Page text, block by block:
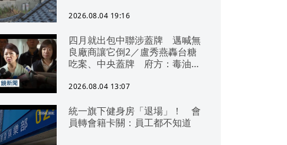
2026.08.04 19:16
四月就出包中聯涉蓋牌 邁喊無
良廠商讓它倒2／盧秀燕轟台糖
吃案、中央蓋牌 府方：毒油一
2026.08.04 13:07
統一旗下健身房「退場」！ 會
員轉會籍卡關：員工都不知道